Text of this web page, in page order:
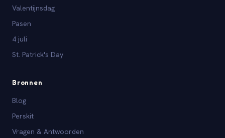
Valentijnsdag
Pasen
4 juli
St. Patrick's Day
Bronnen
Blog
Perskit
Vragen & Antwoorden